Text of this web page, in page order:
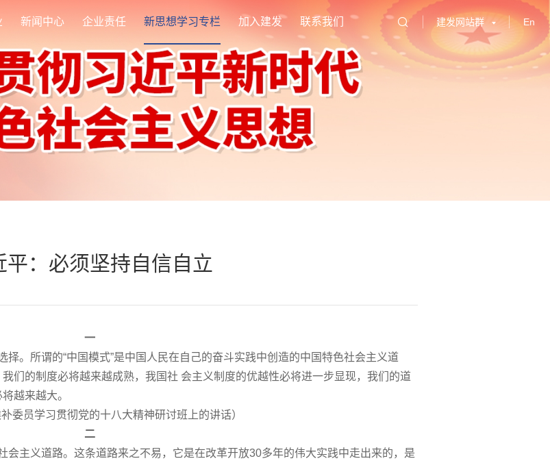
新闻中心 企业责任 新思想学习专栏 加入建发 联系我们 建发网站群 En
平：必须坚持自信自立
一
。所谓的“中国模式”是中国人民在自己的奋斗实践中创造的中国特色社会主义道
们的制度必将越来越成熟，我国社 会主义制度的优越性必将进一步显现，我们的道
越来越大。
员学习贯彻党的十八大精神研讨班上的讲话）
二
主义道路。这条道路来之不易，它是在改革开放30多年的伟大实践中走出来的，是